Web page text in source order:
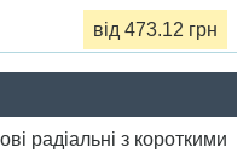
від 473.12 грн
радіальні з короткими